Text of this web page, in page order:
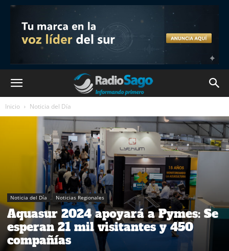
Inicio Noticia del Día
Noticia del Día Noticias Regionales
Aquasur 2024 apoyará a Pymes: Se
esperan 21 mil visitantes y 450
compañías